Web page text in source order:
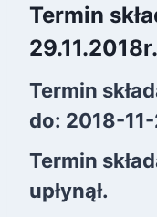
Termin
Termin
do: 2018-
Termin
upłynął.